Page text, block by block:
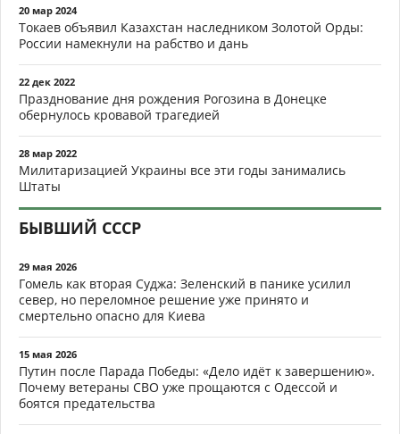
20 мар 2024
Токаев объявил Казахстан наследником Золотой Орды:
России намекнули на рабство и дань
22 дек 2022
Празднование дня рождения Рогозина в Донецке
обернулось кровавой трагедией
28 мар 2022
Милитаризацией Украины все эти годы занимались
Штаты
БЫВШИЙ СССР
29 мая 2026
Гомель как вторая Суджа: Зеленский в панике усилил
север, но переломное решение уже принято и
смертельно опасно для Киева
15 мая 2026
Путин после Парада Победы: «Дело идёт к завершению».
Почему ветераны СВО уже прощаются с Одессой и
боятся предательства